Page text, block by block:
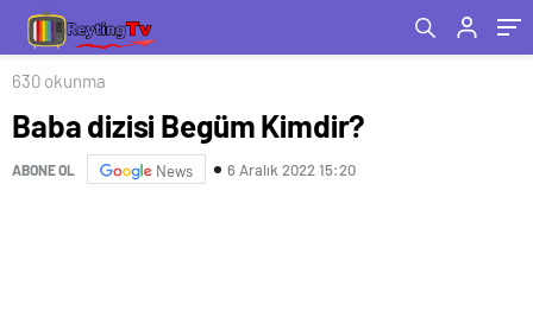
630 okunma
Baba dizisi Begüm Kimdir?
ABONE OL News 6 Aralık 2022 15:20